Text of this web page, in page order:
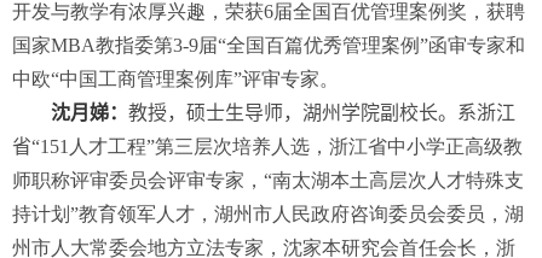
开发与教学有浓厚兴趣，荣获6届全国百优管理案例奖，获聘
国家MBA教指委第3-9届“全国百篇优秀管理案例”函审专家和
中欧“中国工商管理案例库”评审专家。
沈月娣： 教授，硕士生导师， 湖州学院副校长。系浙江
省“151 人才工程”第三层次培养人选，浙江省中小学正高级教
师职称评审委员会评审专家，“南太湖本土高层次人才特殊支
持计划”教育领军人才，湖州市人民政府咨询委员会委员，湖
州市人大常委会地方立法专家，沈家本研究会首任会长，浙